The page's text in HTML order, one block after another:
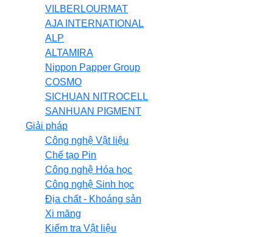
VILBERLOURMAT
AJA INTERNATIONAL
ALP
ALTAMIRA
Nippon Papper Group
COSMO
SICHUAN NITROCELL
SANHUAN PIGMENT
Giải pháp
Công nghệ Vật liệu
Chế tạo Pin
Công nghệ Hóa học
Công nghệ Sinh học
Địa chất - Khoáng sản
Xi măng
Kiểm tra Vật liệu